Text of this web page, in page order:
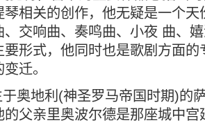
琴相关的创作，他无疑是一个天
、交响曲、奏鸣曲、小夜 曲、
要形式，他同时也是歌剧方面的
迁。
奥地利(神圣罗马帝国时期)的
的父亲里奥波尔德是那座城中宫